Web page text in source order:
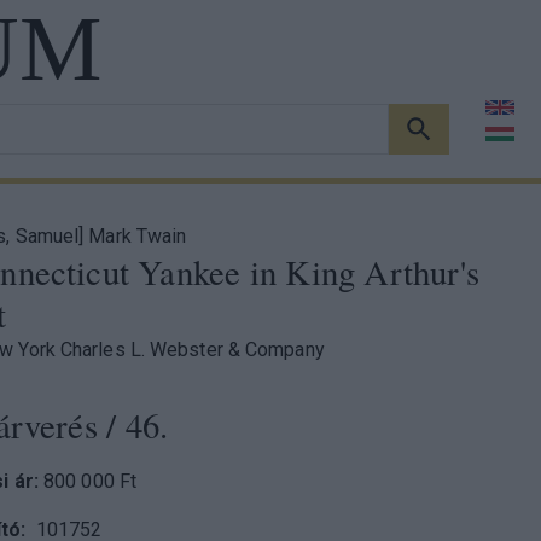
KERESÉS
Samuel] Mark Twain
Yankee in King Arthur's
York Charles L. Webster & Company
/ 46.
ár: 800 000 Ft
101752